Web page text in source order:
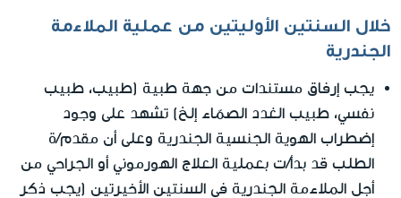
خلال السنتين الأوليتين من عملية الملاءمة
الجندرية
يجب إرفاق مستندات من جهة طبية (طبيب، طبيب
نفسي، طبيب الغدد الصمّاء إلخ) تشهد على وجود
إضطراب الهوية الجنسية الجندرية وعلى أن مقدم/ة
الطلب قد بدأ/ت بعملية العلاج الهورموني أو الجراحي من
أجل الملاءمة الجندرية في السنتين الأخيرتين (يجب ذكر